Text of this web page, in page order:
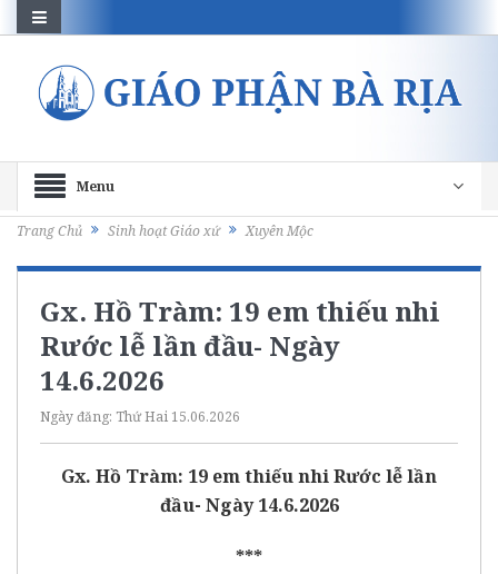
Menu
Trang Chủ Sinh hoạt Giáo xứ Xuyên Mộc
Gx. Hồ Tràm: 19 em thiếu nhi
Rước lễ lần đầu- Ngày
14.6.2026
Ngày đăng: Thứ Hai 15.06.2026
Gx. Hồ Tràm: 19 em thiếu nhi Rước lễ lần
đầu- Ngày 14.6.2026
***